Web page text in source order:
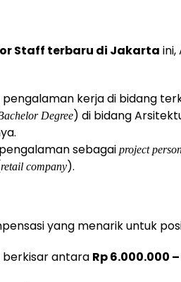
Staff terbaru di Jakarta ini,
pengalaman kerja di bidang
Degree) di bidang
sebagai project
retail company).
yang menarik untuk
berkisar antara Rp 6.000.000 –